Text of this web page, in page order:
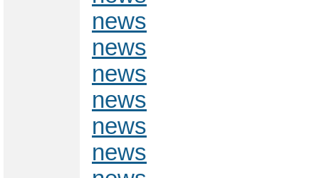
news
news
news
news
news
news